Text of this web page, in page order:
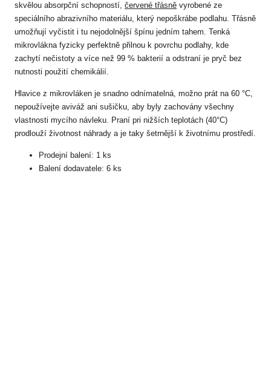
skvělou absorpční schopností, červené třásně vyrobené ze
speciálního abrazivního materiálu, který nepoškrábe podlahu. Třásně
umožňují vyčistit i tu nejodolnější špínu jedním tahem. Tenká
mikrovlákna fyzicky perfektně přilnou k povrchu podlahy, kde
zachytí nečistoty a více než 99 % bakterií a odstraní je pryč bez
nutnosti použití chemikálií.
Hlavice z mikrovláken je snadno odnímatelná, možno prát na 60 °C,
nepoužívejte aviváž ani sušičku, aby byly zachovány všechny
vlastnosti mycího návleku. Praní pri nižších teplotách (40°C)
prodlouží životnost náhrady a je taky šetrnější k životnímu prostředí.
Prodejní balení: 1 ks
Balení dodavatele: 6 ks